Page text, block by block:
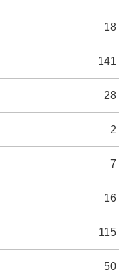
18
141
28
2
7
16
115
50